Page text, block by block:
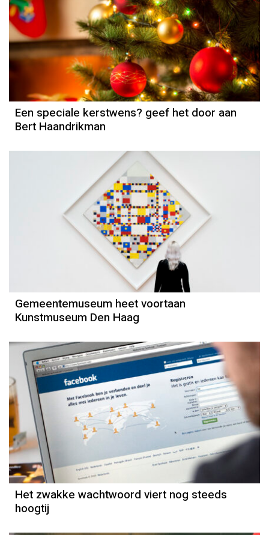
Een speciale kerstwens? geef het door aan
Bert Haandrikman
Gemeentemuseum heet voortaan
Kunstmuseum Den Haag
Het zwakke wachtwoord viert nog steeds
hoogtij